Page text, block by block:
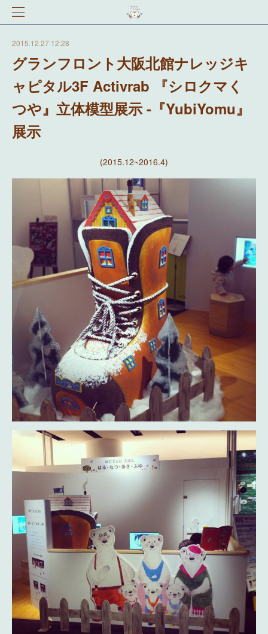
2015.12.27 12:28
グランフロント大阪北館ナレッジキ
ャピタル3F Activrab 『シロクマく
つや』立体模型展示 -『YubiYomu』
展示
(2015.12~2016.4)